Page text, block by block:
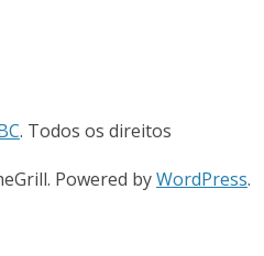
. Todos os direitos
Powered byWordPress.